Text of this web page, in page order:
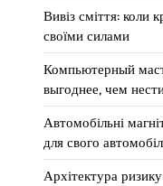
Вивіз сміття: коли
своїми силами
Компьютерный
выгоднее, чем
Автомобільні
для свого
Архітектура